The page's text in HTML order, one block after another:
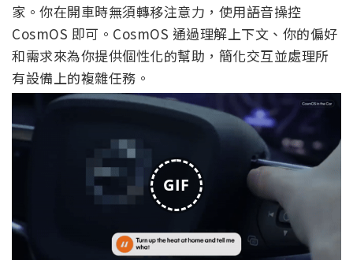
家。你在開車時無須轉移注意力，使用語音操控
CosmOS 即可。CosmOS 通過理解上下文、你的偏好
和需求來為你提供個性化的幫助，簡化交互並處理所
有設備上的複雜任務。
GIF